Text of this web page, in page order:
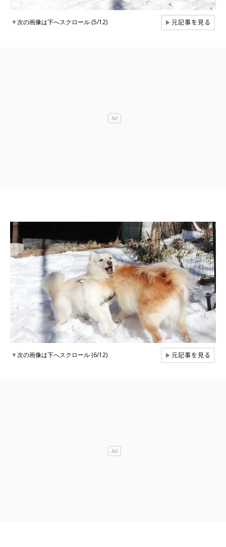
▼次の画像は下へスクロール (5/12) ▶元記事を見る
▼次の画像は下へスクロール (6/12) ▶元記事を見る